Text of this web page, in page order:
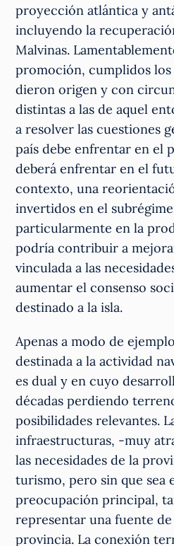
proyección atlántica y
incluyendo la
Malvinas.
promoción, cumplidos los
dieron origen y con
distintas a las de aquel
a resolver las cuestiones
país debe enfrentar en el
deberá enfrentar en el
contexto, una
invertidos en el
particularmente en la
podría contribuir a
vinculada a las
aumentar el consenso
destinado a la isla.
Apenas a modo de
destinada a la actividad
es dual y en cuyo
décadas perdiendo
posibilidades relevantes.
infraestructuras, -muy
las necesidades de la
turismo, pero sin que sea
preocupación principal,
representar una fuente
provincia. La conexión